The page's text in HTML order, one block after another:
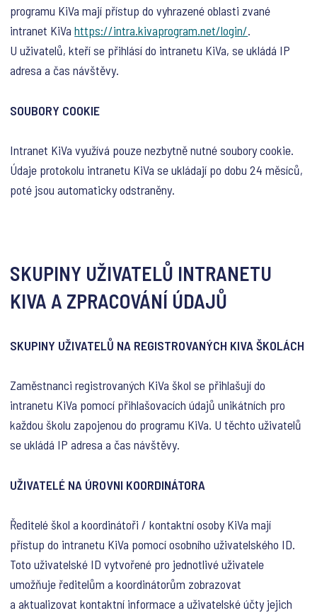
programu KiVa mají přístup do vyhrazené oblasti zvané
intranet KiVahttps://intra.kivaprogram.net/login/.
U uživatelů, kteří se přihlásí do intranetu KiVa, se ukládá IP
adresa a čas návštěvy.
SOUBORY COOKIE
Intranet KiVa využívá pouze nezbytně nutné soubory cookie.
Údaje protokolu intranetu KiVa se ukládají po dobu 24 měsíců,
poté jsou automaticky odstraněny.
SKUPINY UŽIVATELŮ INTRANETU
KIVA A ZPRACOVÁNÍ ÚDAJŮ
SKUPINY UŽIVATELŮ NA REGISTROVANÝCH KIVA ŠKOLÁCH
Zaměstnanci registrovaných KiVa škol se přihlašují do
intranetu KiVa pomocí přihlašovacích údajů unikátních pro
každou školu zapojenou do programu KiVa. U těchto uživatelů
se ukládá IP adresa a čas návštěvy.
UŽIVATELÉ NA ÚROVNI KOORDINÁTORA
Ředitelé škol a koordinátoři / kontaktní osoby KiVa mají
přístup do intranetu KiVa pomocí osobního uživatelského ID.
Toto uživatelské ID vytvořené pro jednotlivé uživatele
umožňuje ředitelům a koordinátorům zobrazovat
a aktualizovat kontaktní informace a uživatelské účty jejich